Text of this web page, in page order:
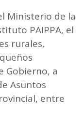
Ministerio de la
PAIPPA, el
rurales,
Gobierno, a
Asuntos
entre